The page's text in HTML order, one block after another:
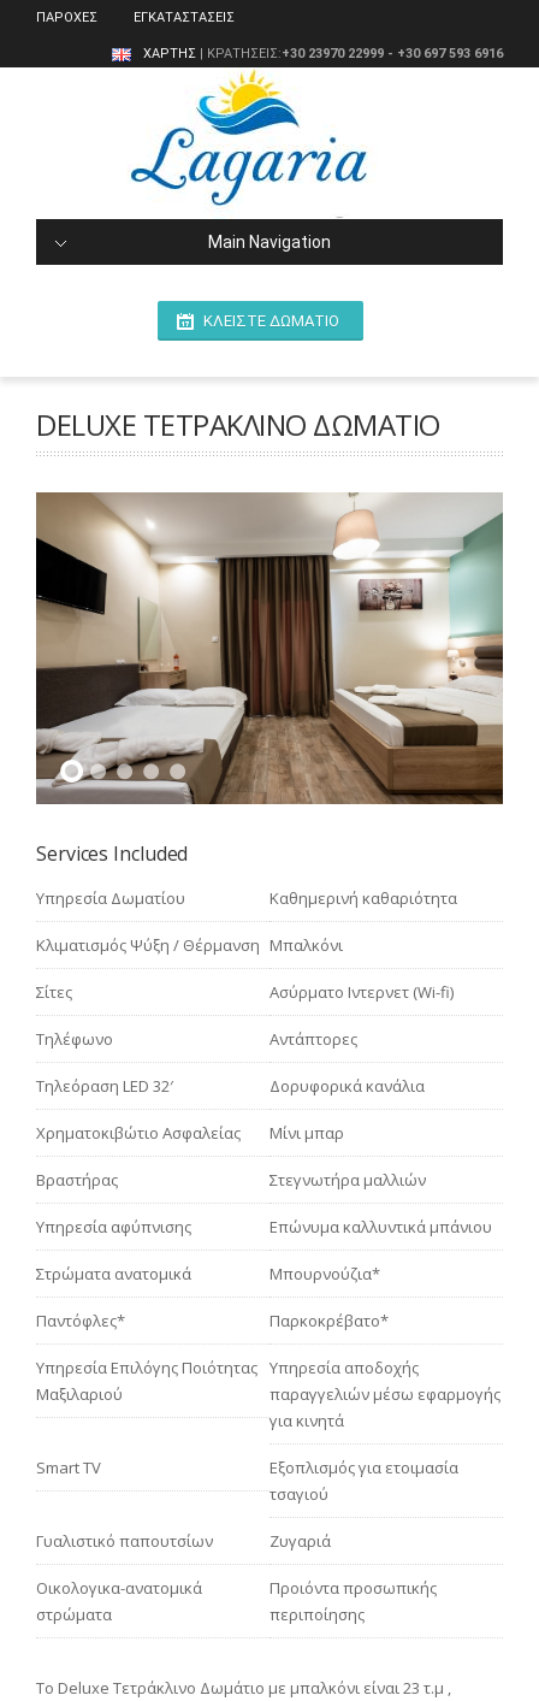
ΠΑΡΟΧΕΣ ΕΓΚΑΤΑΣΤΑΣΕΙΣ
ΧΑΡΤΗΣ | ΚΡΑΤΗΣΕΙΣ:+30 23970 22999 - +30 697 593 6916
Main Navigation
ΚΛΕΙΣΤΕ ΔΩΜΑΤΙΟ
DELUXE ΤΕΤΡΑΚΛΙΝΟ ΔΩΜΑΤΙΟ
Services Included
Υπηρεσία Δωματίου Καθημερινή καθαριότητα
Κλιματισμός Ψύξη / Θέρμανση Μπαλκόνι
Σίτες Ασύρματο Ιντερνετ (Wi-fi)
Τηλέφωνο Αντάπτορες
Τηλεόραση LED 32′ Δορυφορικά κανάλια
Χρηματοκιβώτιο Ασφαλείας Μίνι μπαρ
Βραστήρας Στεγνωτήρα μαλλιών
Υπηρεσία αφύπνισης Επώνυμα καλλυντικά μπάνιου
Στρώματα ανατομικά Μπουρνούζια*
Παντόφλες* Παρκοκρέβατο*
Υπηρεσία Επιλόγης Ποιότητας
Μαξιλαριού
Yπηρεσία αποδοχής
παραγγελιών μέσω εφαρμογής
για κινητά
Smart TV
Eξοπλισμός για ετοιμασία
τσαγιού
Γυαλιστικό παπουτσίων Ζυγαριά
Οικολογικα-ανατομικά
στρώματα
Προιόντα προσωπικής
περιποίησης
Το Deluxe Τετράκλινο Δωμάτιο με μπαλκόνι είναι 23 τ.μ ,